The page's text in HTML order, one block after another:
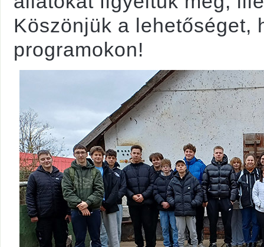
Köszönjük a lehetőséget,
programokon!